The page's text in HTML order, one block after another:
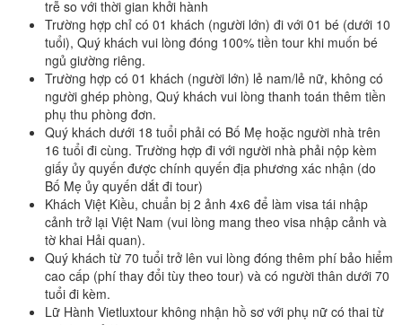
trễ so với thời gian khởi hành
Trường hợp chỉ có 01 khách (người lớn) đi với 01 bé (dưới 10
tuổi), Quý khách vui lòng đóng 100% tiền tour khi muốn bé
ngủ giường riêng.
Trường hợp có 01 khách (người lớn) lẻ nam/lẻ nữ, không có
người ghép phòng, Quý khách vui lòng thanh toán thêm tiền
phụ thu phòng đơn.
Quý khách dưới 18 tuổi phải có Bố Mẹ hoặc người nhà trên
16 tuổi đi cùng. Trường hợp đi với người nhà phải nộp kèm
giấy ủy quyến được chính quyến địa phương xác nhận (do
Bố Mẹ ủy quyến dắt đi tour)
Khách Việt Kiều, chuẩn bị 2 ảnh 4x6 để làm visa tái nhập
cảnh trở lại Việt Nam (vui lòng mang theo visa nhập cảnh và
tờ khai Hải quan).
Quý khách từ 70 tuổi trở lên vui lòng đóng thêm phí bảo hiểm
cao cấp (phí thay đổi tùy theo tour) và có người thân dưới 70
tuổi đi kèm.
Lữ Hành Vietluxtour không nhận hồ sơ với phụ nữ có thai từ